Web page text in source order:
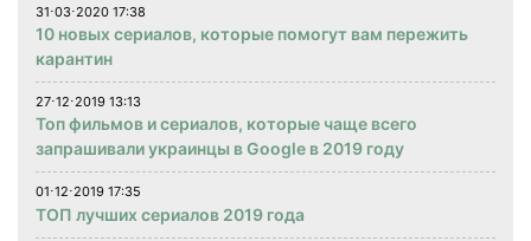
31⋅03⋅2020 17:38
10 новых сериалов, которые помогут вам пережить
карантин
27⋅12⋅2019 13:13
Топ фильмов и сериалов, которые чаще всего
запрашивали украинцы в Google в 2019 году
01⋅12⋅2019 17:35
ТОП лучших сериалов 2019 года